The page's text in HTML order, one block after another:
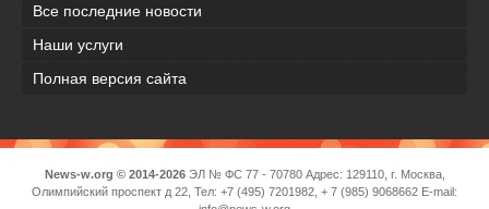
Все последние новости
Наши услуги
Полная версия сайта
News-w.org © 2014-2026ЭЛ № ФС 77 - 70780 Адрес: 129110, г. Москва,
Олимпийский проспект д 22, Тел: +7 (495) 7201982, + 7 (985) 9068662 E-mail: